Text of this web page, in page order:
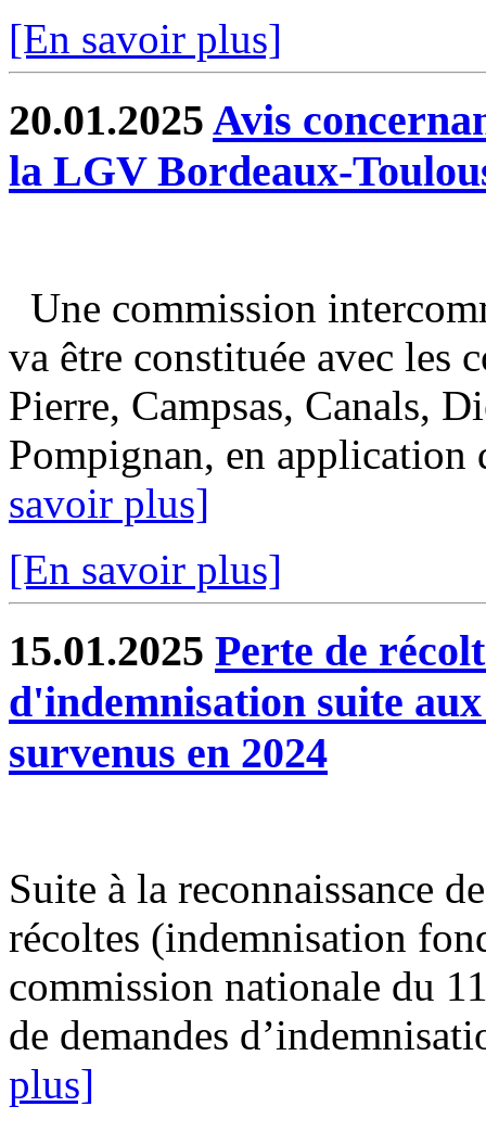
[En savoir plus]
20.01.2025 Avis
la LGV Bordeaux-
Une commission
va être constituée avec les
Pierre, Campsas, Canals,
Pompignan, en
savoir plus]
[En savoir plus]
15.01.2025 Perte de
d'indemnisation suite
survenus en 2024
Suite à la reconnaissance
récoltes (indemnisation
commission nationale du
de demandes
plus]